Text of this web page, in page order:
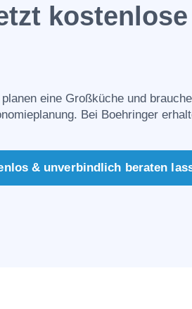
planen eine Großküche und
Bei Boehringer
& unverbindlich beraten